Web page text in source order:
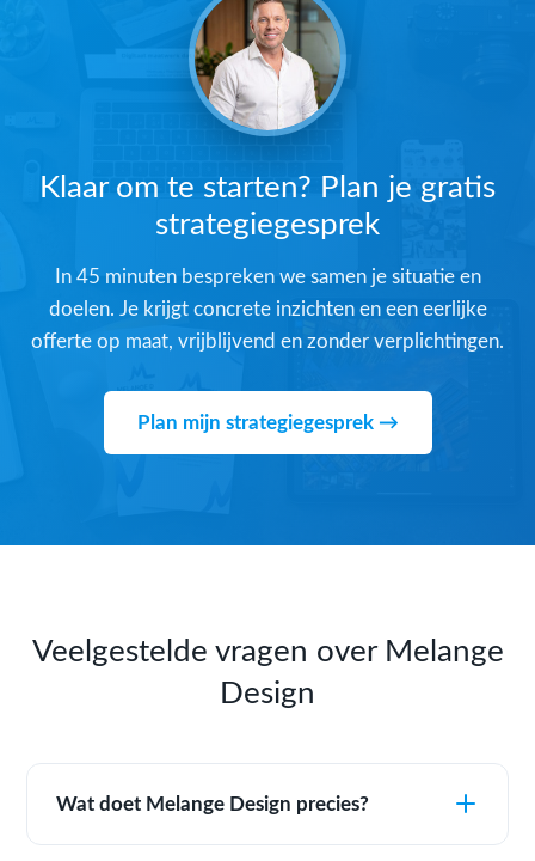
Klaar om te starten? Plan je gratis
strategiegesprek
In 45 minuten bespreken we samen je situatie en
doelen. Je krijgt concrete inzichten en een eerlijke
offerte op maat, vrijblijvend en zonder verplichtingen.
Plan mijn strategiegesprek →
Veelgestelde vragen over Melange
Design
Wat doet Melange Design precies?